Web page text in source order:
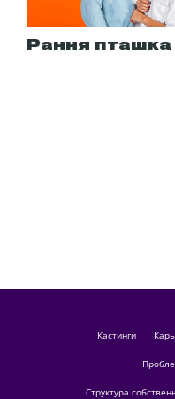
Рання пташка
кастинги
Структура